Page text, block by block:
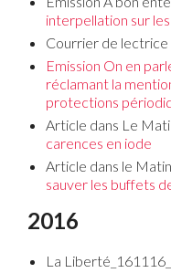
interpellation sur
Courrier de lectrice
Emission On en
réclamant la
protections
Article dans Le
carences en iode
Article dans le
sauver les buffets
2016
La Liberté_161116_